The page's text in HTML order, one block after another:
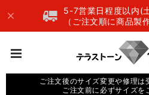
5-7営業日程度以内(
（ご注文順に商品製
ご注文後のサイズ変更や修理は
ご注文前に必ずサイズを